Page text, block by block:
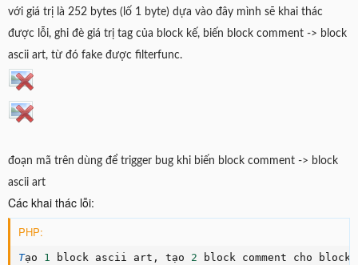
với giá trị là 252 bytes (lố 1 byte) dựa vào đây mình sẽ khai thác
được lỗi, ghi đè giá trị tag của block kế, biến block comment -> block
ascii art, từ đó fake được filterfunc.
đoạn mã trên dùng để trigger bug khi biến block comment -> block
ascii art
Các khai thác lỗi:
PHP:
Tạo 1 block ascii art , tạo 2 block comment cho